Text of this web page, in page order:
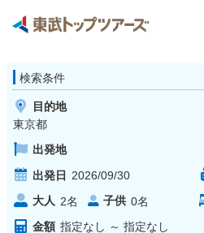
検索条件
目的地
東京都
出発地
出発日 2026/09/30
大人 2名 子供 0名
金額 指定なし ～ 指定なし